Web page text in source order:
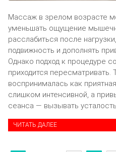
Массаж в зрелом возрасте
уменьшать ощущение
расслабиться после
подвижность и дополнять
Однако подход к процедуре
приходится пересматривать.
воспринималась как
слишком интенсивной, а
сеанса — вызывать
ЧИТАТЬ ДАЛЕЕ